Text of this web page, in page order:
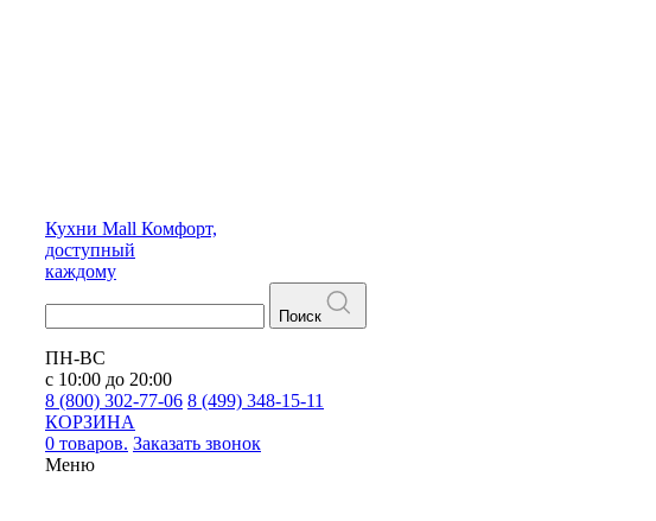
Кухни Mall Комфорт,
доступный
каждому
Поиск
ПН-ВС
с 10:00 до 20:00
8 (800) 302-77-06 8 (499) 348-15-11
КОРЗИНА
0 товаров. Заказать звонок
Меню